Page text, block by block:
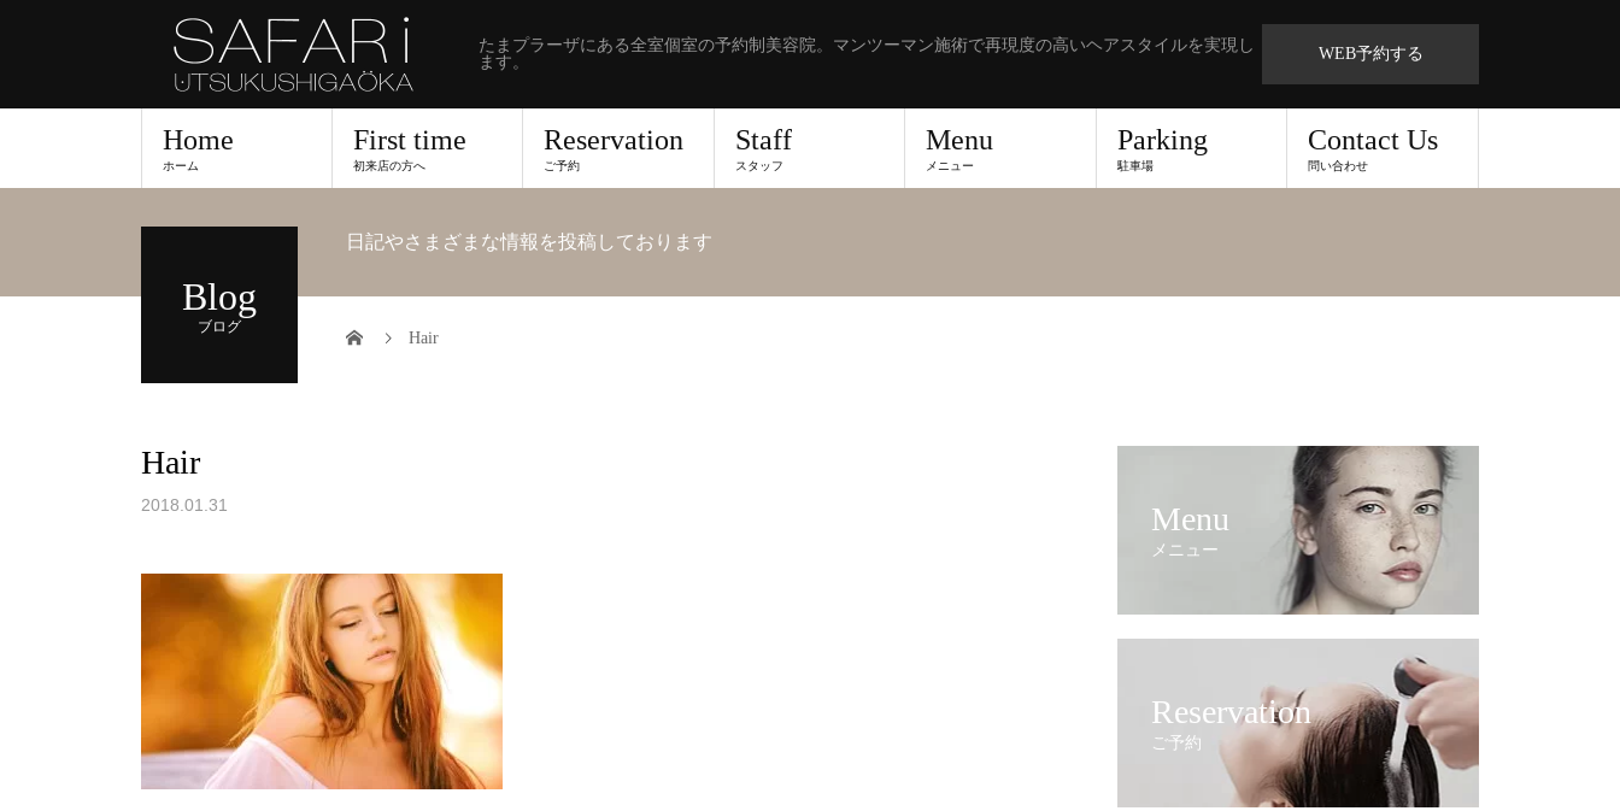
たまプラーザにある全室個室の予約制美容院。マンツーマン施術で再現度の高いヘアスタイルを実現し
ます。
WEB予約する
Home
ホーム
First time
初来店の方へ
Reservation
ご予約
Staff
スタッフ
Menu
メニュー
Parking
駐車場
Contact Us
問い合わせ
Blog
ブログ
日記やさまざまな情報を投稿しております
Hair
Hair
2018.01.31 Menu
メニュー
Reservation
ご予約